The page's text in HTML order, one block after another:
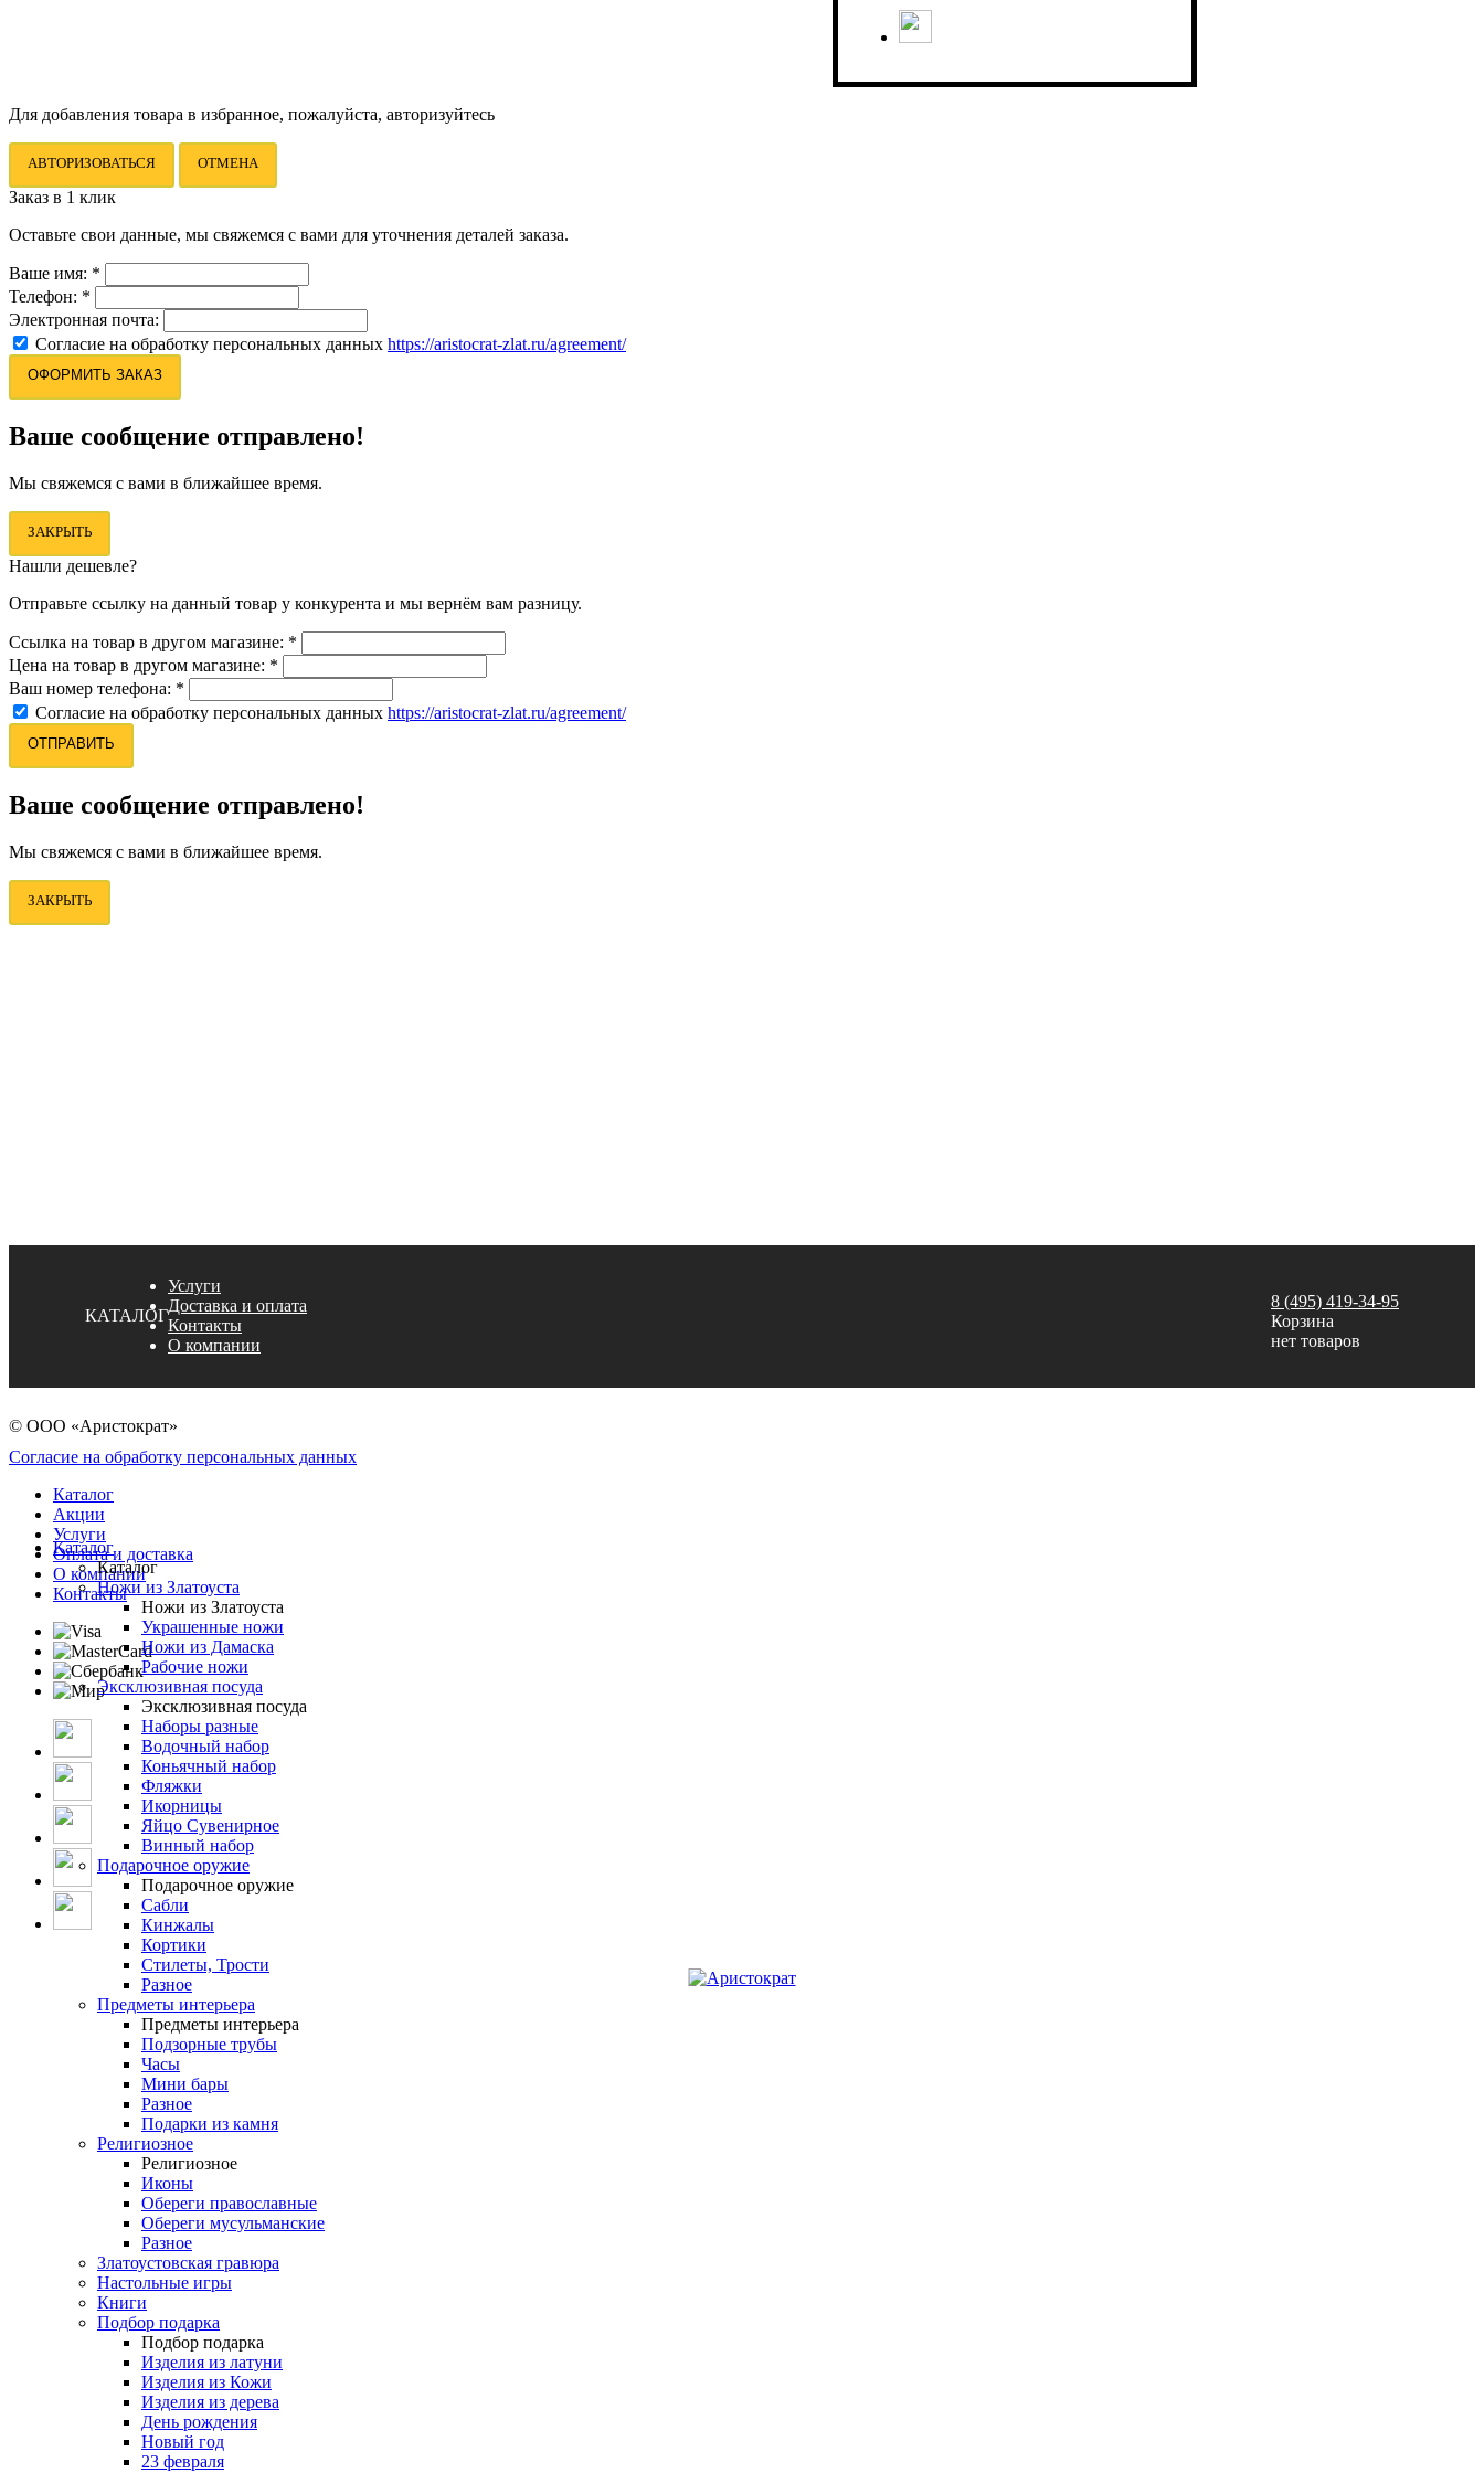
Для добавления товара в избранное, пожалуйста, авторизуйтесь
АВТОРИЗОВАТЬСЯ ОТМЕНА
Заказ в 1 клик
Оставьте свои данные, мы свяжемся с вами для уточнения деталей заказа.
Ваше имя: *
Телефон: *
Электронная почта:
Согласие на обработку персональных данных https://aristocrat-zlat.ru/agreement/
ОФОРМИТЬ ЗАКАЗ
Ваше сообщение отправлено!
Мы свяжемся с вами в ближайшее время.
ЗАКРЫТЬ
Нашли дешевле?
Отправьте ссылку на данный товар у конкурента и мы вернём вам разницу.
Ссылка на товар в другом магазине: *
Цена на товар в другом магазине: *
Ваш номер телефона: *
Согласие на обработку персональных данных https://aristocrat-zlat.ru/agreement/
ОТПРАВИТЬ
Ваше сообщение отправлено!
Мы свяжемся с вами в ближайшее время.
ЗАКРЫТЬ
КАТАЛОГ
Услуги
Доставка и оплата
Контакты
О компании
8 (495) 419-34-95
Корзина
нет товаров
© ООО «Аристократ»
Согласие на обработку персональных данных
Каталог
Акции
Услуги
Оплата и доставка
О компании
Контакты
Каталог
Каталог
Ножи из Златоуста
Ножи из Златоуста
Украшенные ножи
Ножи из Дамаска
Рабочие ножи
Эксклюзивная посуда
Эксклюзивная посуда
Наборы разные
Водочный набор
Коньячный набор
Фляжки
Икорницы
Яйцо Сувенирное
Винный набор
Подарочное оружие
Подарочное оружие
Сабли
Кинжалы
Кортики
Стилеты, Трости
Разное
Предметы интерьера
Предметы интерьера
Подзорные трубы
Часы
Мини бары
Разное
Подарки из камня
Религиозное
Религиозное
Иконы
Обереги православные
Обереги мусульманские
Разное
Златоустовская гравюра
Настольные игры
Книги
Подбор подарка
Подбор подарка
Изделия из латуни
Изделия из Кожи
Изделия из дерева
День рождения
Новый год
23 февраля